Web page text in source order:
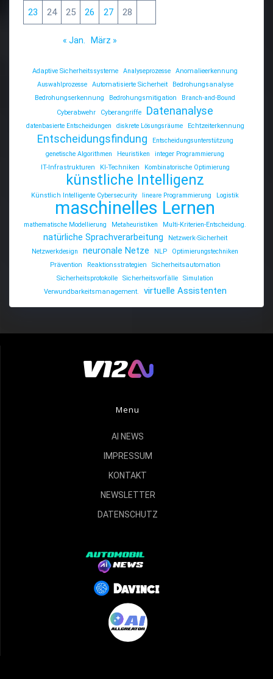
23 24 25 26 27 28
« Jan. März »
Adaptive Sicherheitssysteme Analyseprozesse
Anomalieerkennung
Auswahlprozesse
Automatisierte Sicherheit
Bedrohungsanalyse
Bedrohungserkennung
Bedrohungsmitigation
Branch-and-Bound
Cyberabwehr
Cyberangriffe Datenanalyse
datenbasierte Entscheidungen diskrete Lösungsräume Echtzeiterkennung
Entscheidungsfindung
Entscheidungsunterstützung
genetische Algorithmen
Heuristiken
integer Programmierung
IT-Infrastrukturen
KI-Techniken Kombinatorische Optimierung
künstliche Intelligenz
Künstlich Intelligente Cybersecurity lineare Programmierung Logistik
maschinelles Lernen
mathematische Modellierung Metaheuristiken Multi-Kriterien-Entscheidung.
natürliche Sprachverarbeitung
Netzwerk-Sicherheit
Netzwerkdesign
neuronale Netze NLP
Optimierungstechniken
Prävention
Reaktionsstrategien
Sicherheitsautomation
Sicherheitsprotokolle
Sicherheitsvorfälle
Simulation
Verwundbarkeitsmanagement.
virtuelle Assistenten
Menu
AI NEWS
IMPRESSUM
KONTAKT
NEWSLETTER
DATENSCHUTZ